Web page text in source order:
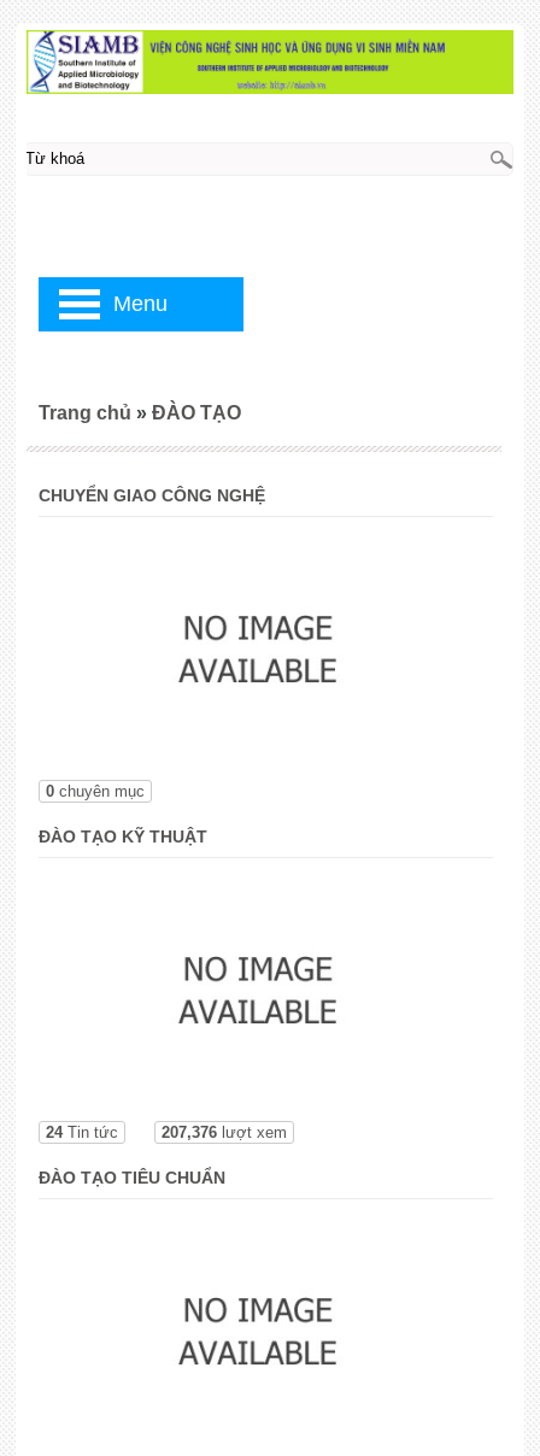
CHUYỂN GIAO CÔNG NGHỆ
0chuyên mục
ĐÀO TẠO KỸ THUẬT
24Tin tức 207,376lượt xem
ĐÀO TẠO TIÊU CHUẨN
Trang chủ » ĐÀO TẠO
Menu